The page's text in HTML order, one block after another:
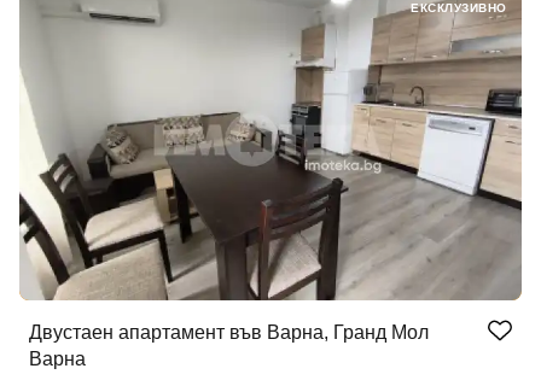
Двустаен апартамент във Варна, Гранд Мол
Варна
ЕКСКЛУЗИВНО